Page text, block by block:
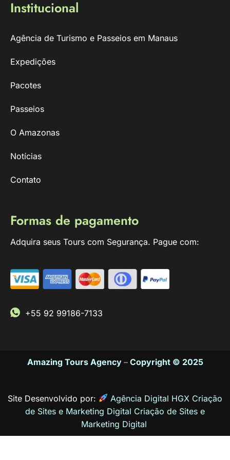
Institucional
Agência de Turismo e Passeios em Manaus
Expedições
Pacotes
Passeios
O Amazonas
Notícias
Contato
Formas de pagamento
Adquira seus Tours com Segurança. Pague com:
+55 92 99186-7133
Amazing Tours Agency– Copyright © 2025
Site Desenvolvido por:
Agência Digital HGX Criação
de Sites e Marketing Digital Criação de Sites e
Marketing Digital